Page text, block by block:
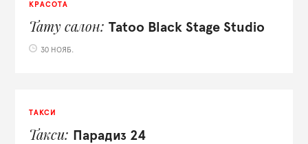
КРАСОТА
Тату салон Tatoo Black Stage Studio
30 НОЯБ.
ТАКСИ
Такси Парадиз 24